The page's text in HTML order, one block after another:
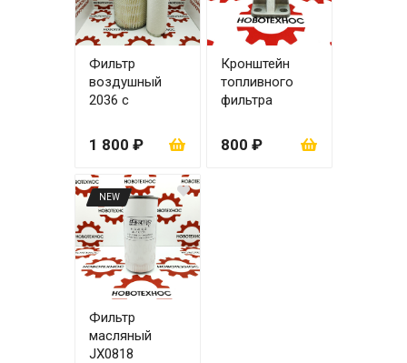
Фильтр
воздушный
2036 с
(W017100040)
1 800 ₽
Кронштейн
топливного
фильтра
CX0710
800 ₽
NEW
Фильтр
масляный
JX0818